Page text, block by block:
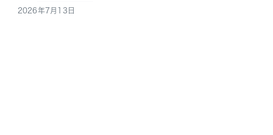
2026年7月13日